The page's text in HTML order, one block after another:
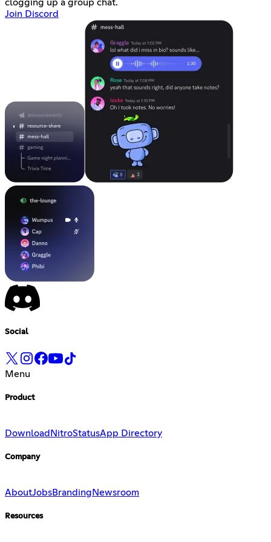
clogging up a group chat.
Join Discord
Social
Menu
Product
Download NitroStatusApp Directory
Company
AboutJobsBranding Newsroom
Resources